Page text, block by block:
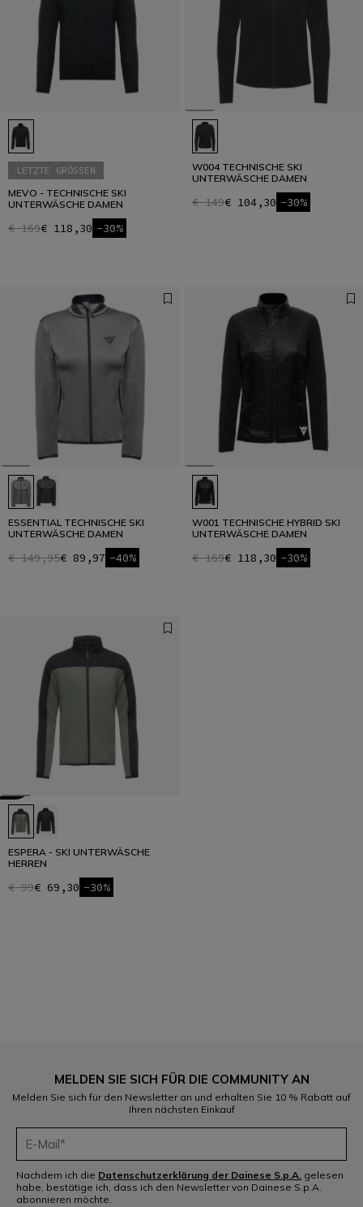
LETZTE GRÖSSEN
MEVO - TECHNISCHE SKI
UNTERWÄSCHE DAMEN
€ 169€ 118,30 -30%
W004 TECHNISCHE SKI
UNTERWÄSCHE DAMEN
€ 149€ 104,30 -30%
ESSENTIAL TECHNISCHE SKI
UNTERWÄSCHE DAMEN
€ 149,95€ 89,97 -40%
W001 TECHNISCHE HYBRID SKI
UNTERWÄSCHE DAMEN
€ 169€ 118,30 -30%
ESPERA - SKI UNTERWÄSCHE
HERREN
€ 99€ 69,30 -30%
MELDEN SIE SICH FÜR DIE COMMUNITY AN
Melden Sie sich für den Newsletter an und erhalten Sie 10 % Rabatt auf
Ihren nächsten Einkauf
Nachdem ich die Datenschutzerklärung der Dainese S.p.A. gelesen
habe, bestätige ich, dass ich den Newsletter von Dainese S.p.A.
abonnieren möchte.